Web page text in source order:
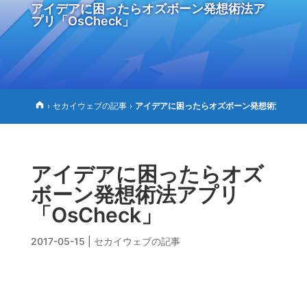
アイデアに困ったらオズボーン発想術法ア
プリ「OsCheck」
› セカイウェブの記事 › アイデアに困ったらオズボーン発想術法アプ
アイデアに困ったらオズ
ボーン発想術法アプリ
「OsCheck」
2017-05-15 セカイウェブの記事